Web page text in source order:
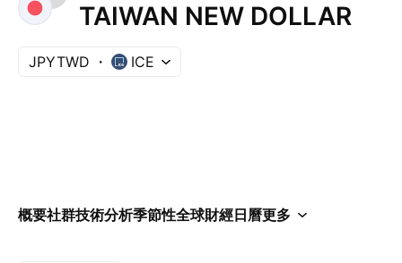
TAIWAN NEW DOLLAR
JPYTWD ICE
概要社群技術分析季節性全球財經日曆更多